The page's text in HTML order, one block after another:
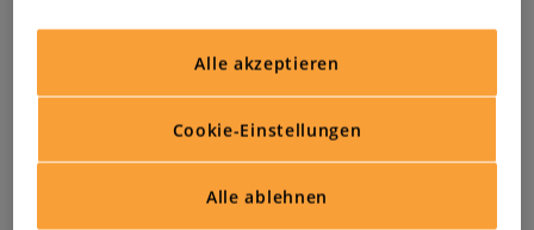
Erfahrung in Werksumbauten, Linienintegration oder
Produktionsverlagerungen
Fundierte Kenntnisse im Produktionssystemdesign,
Kostenengineering und der Investitionsplanung
Strukturierte, analytische Arbeitsweise sowie hohe
Cookie-Einstellungen
Alle ablehnen
Alle akzeptieren